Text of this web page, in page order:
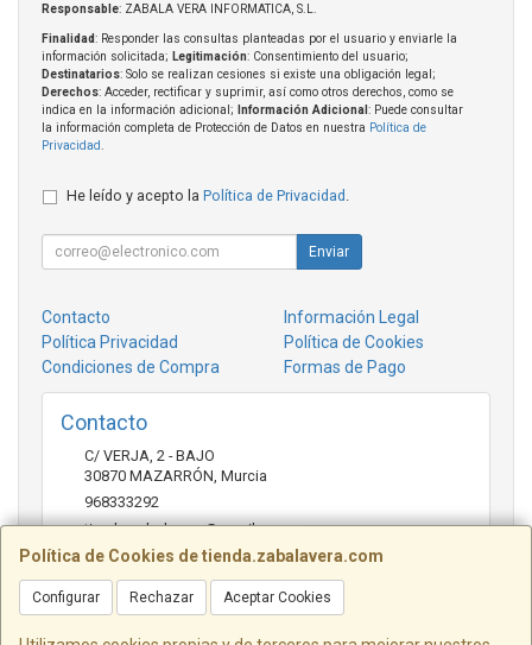
Política de Cookies de tienda.zabalavera.com
Configurar Rechazar Aceptar Cookies
Responsable: ZABALA VERA INFORMATICA, S.L.
Finalidad: Responder las consultas planteadas por el usuario y enviarle la
información solicitada; Legitimación: Consentimiento del usuario;
Destinatarios: Solo se realizan cesiones si existe una obligación legal;
Derechos: Acceder, rectificar y suprimir, así como otros derechos, como se
indica en la información adicional;
Información Adicional : Puede consultar
la información completa de Protección de Datos en nuestra Política de
Privacidad.
He leído y acepto la Política de Privacidad .
Enviar
Contacto
Información Legal
Política Privacidad
Política de Cookies
Condiciones de Compra
Formas de Pago
Contacto
C/ VERJA, 2 - BAJO
30870 MAZARRÓN, Murcia
968333292
tienda.zabalavera@gmail.com
Horario
9:30-14:00 y 17:30-20:00